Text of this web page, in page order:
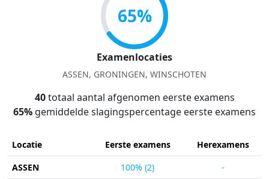
65%
Examenlocaties
ASSEN, GRONINGEN, WINSCHOTEN
40totaal aantal afgenomen eerste examens
65% gemiddelde slagingspercentage eerste examens
Locatie Eerste examens
Herexamens
ASSEN
100% (2)
-